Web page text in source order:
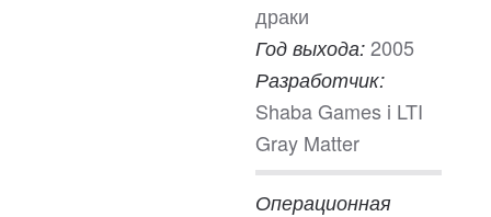
драки
Год выхода: 2005
Разработчик:
Shaba Games i LTI
Gray Matter
Операционная